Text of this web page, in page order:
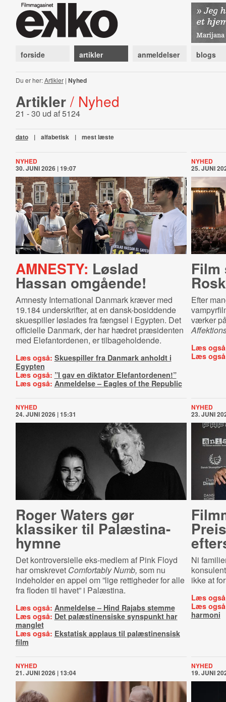
forside artikler anmeldelser blogs
Du er her:Artikler| Nyhed
Artikler / Nyhed
21 - 30 ud af 5124
dato | alfabetisk | mest læste
NYHED
30. JUNI 2026 | 19:07
AMNESTY: Løslad
Hassan omgående!
Amnesty International Danmark kræver med
19.184 underskrifter, at en dansk-bosiddende
skuespiller løslades fra fængsel i Egypten. Det
officielle Danmark, der har hædret præsidenten
med Elefantordenen, er tilbageholdende.
Læs også: Skuespiller fra Danmark anholdt i
Egypten
Læs også: ”I gav en diktator Elefantordenen!”
Læs også: Anmeldelse – Eagles of the Republic
NYHED
25. JUNI
Film
Efter
værker
Læs
Læs
NYHED
24. JUNI 2026 | 15:31
Roger Waters gør
klassiker til Palæsti­na-​
hym­ne
Det kontroversielle eks-medlem af Pink Floyd
har omskrevet Comfortably Numb, som nu
indeholder en appel om ”lige rettigheder for alle
fra floden til havet” i Palæstina.
Læs også: Anmeldelse – Hind Rajabs stemme
Læs også: Det palæstinensiske synspunkt har
manglet
Læs også: Ekstatisk applaus til palæstinensisk
film
NYHED
23. JUNI
Ni
ikke at
Læs
Læs
harmoni
NYHED
21. JUNI 2026 | 13:04
NYHED
19. JUNI